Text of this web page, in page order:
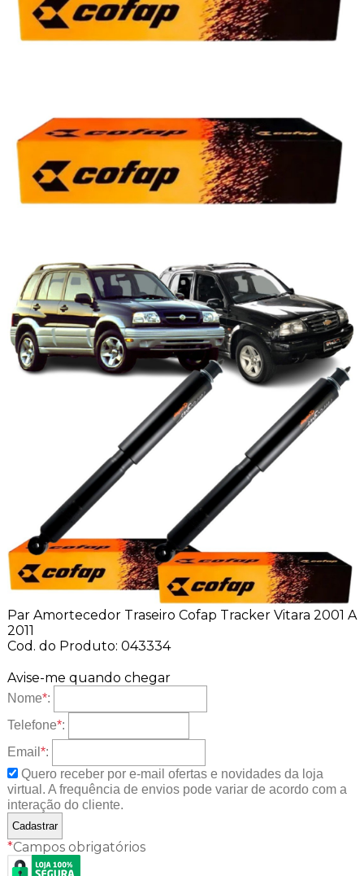
Par Amortecedor Traseiro Cofap Tracker Vitara 2001 A
2011
Cod. do Produto: 043334
Avise-me quando chegar
Nome*:
Telefone*:
Email *:
Quero receber por e-mail ofertas e novidades da loja
virtual. A frequência de envios pode variar de acordo com a
interação do cliente.
*Campos obrigatórios